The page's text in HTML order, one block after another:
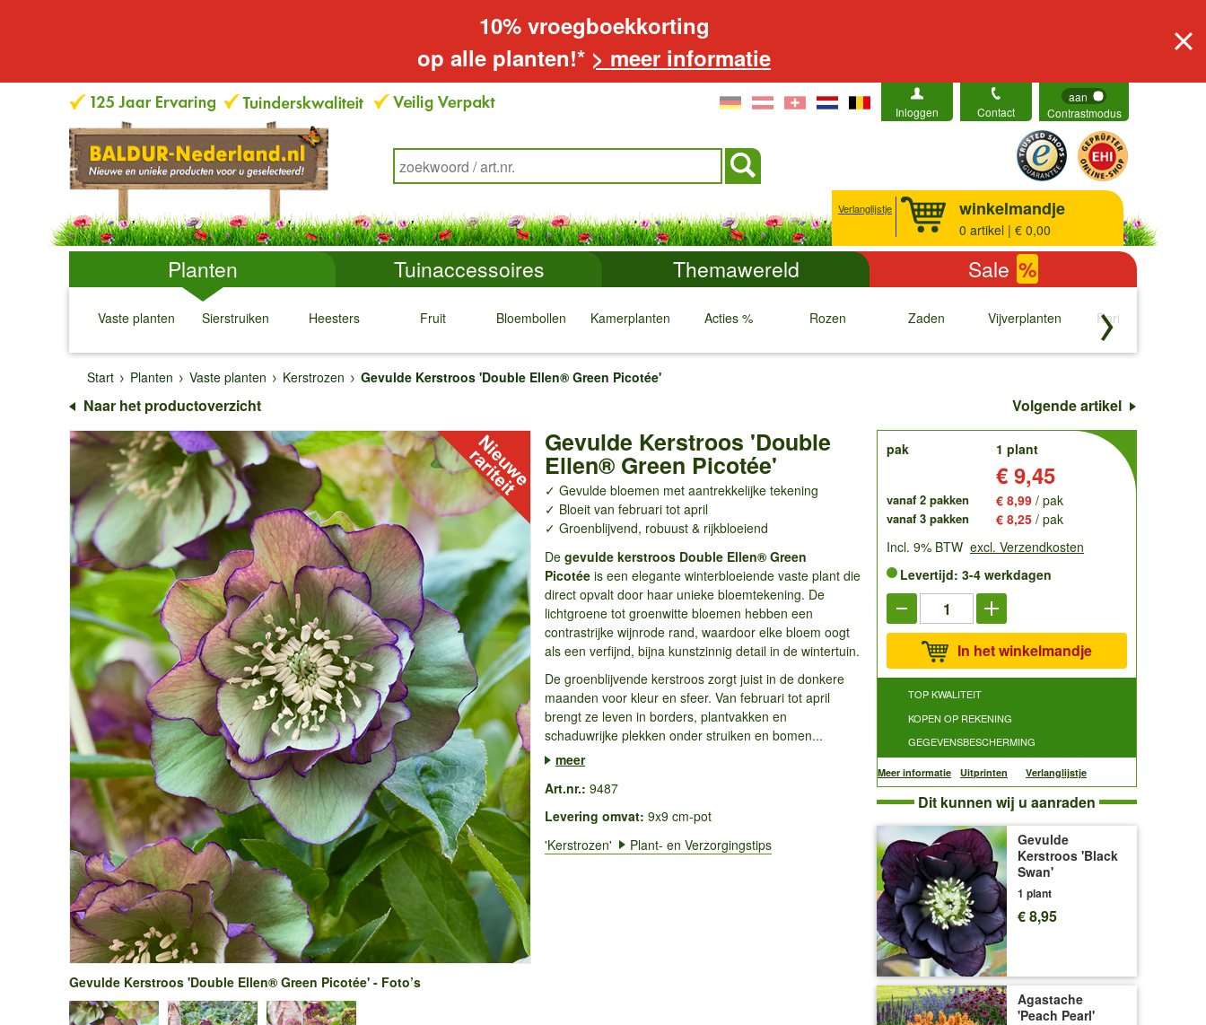
10% vroegboekkorting
op alle planten!* > meer informatie
Inloggen Contact
aan
Contrastmodus
Verlanglijstje winkelmandje
0 artikel | € 0,00
Planten Tuinaccessoires Themawereld Sale %
Vaste planten
↓
Sierstruiken
↓
Heesters
↓
Fruit
↓
Bloembollen
↓
Kamerplanten
↓
Acties %
↓
Rozen
↓
Zaden
↓
Vijverplanten
↓
Rariteiten
↓
Start
Planten Vaste planten Kerstrozen Gevulde Kerstroos 'Double Ellen® Green Picotée'
Naar het productoverzicht Volgende artikel
Gevulde Kerstroos 'Double
Ellen® Green Picotée'
✓ Gevulde bloemen met aantrekkelijke tekening
✓ Bloeit van februari tot april
✓ Groenblijvend, robuust & rijkbloeiend
De gevulde kerstroos Double Ellen® Green
Picotéeis een elegante winterbloeiende vaste plant die
direct opvalt door haar unieke bloemtekening. De
lichtgroene tot groenwitte bloemen hebben een
contrastrijke wijnrode rand, waardoor elke bloem oogt
als een verfijnd, bijna kunstzinnig detail in de wintertuin.
De groenblijvende kerstroos zorgt juist in de donkere
maanden voor kleur en sfeer. Van februari tot april
brengt ze leven in borders, plantvakken en
schaduwrijke plekken onder struiken en bomen...
meer
Art.nr.: 9487
Levering omvat: 9x9 cm-pot
'Kerstrozen'
Plant- en Verzorgingstips
Gevulde Kerstroos 'Double Ellen® Green Picotée' - Foto’s
order
pak
1 plant
€ 9,45
vanaf 2 pakken € 8,99 / pak
vanaf 3 pakken € 8,25 / pak
Incl. 9% BTW excl. Verzendkosten
Levertijd: 3-4 werkdagen
In het winkelmandje
TOP KWALITEIT
KOPEN OP REKENING
GEGEVENSBESCHERMING
Meer informatie Uitprinten Verlanglijstje
Dit kunnen wij u aanraden
Gevulde
Kerstroos 'Black
Swan'
1 plant
€ 8,95
Agastache
'Peach Pearl'